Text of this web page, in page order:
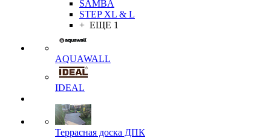
SAMBA
STEP XL & L
+ ЕЩЕ 1
AQUAWALL
IDEAL
Террасная доска ДПК